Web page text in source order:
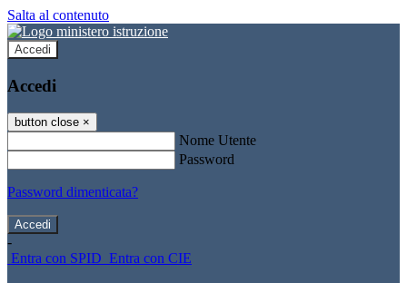
Salta al contenuto
Accedi
Accedi
button close ×
Nome Utente
Password
Password dimenticata?
-
Entra con SPID Entra con CIE